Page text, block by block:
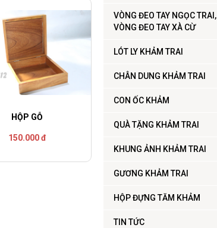
HỘP GỖ
150.000 đ
VÒNG ĐEO TAY NGỌC TRAI,
VÒNG ĐEO TAY XÀ CỪ
LÓT LY KHẢM TRAI
CHÂN DUNG KHẢM TRAI
CON ỐC KHẢM
QUÀ TẶNG KHẢM TRAI
KHUNG ẢNH KHẢM TRAI
GƯƠNG KHẢM TRAI
HỘP ĐỰNG TĂM KHẢM
TIN TỨC